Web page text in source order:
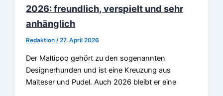
2026: freundlich, verspielt und sehr
anhänglich
Redaktion/27. April 2026
Der Maltipoo gehört zu den sogenannten
Designerhunden und ist eine Kreuzung aus
Malteser und Pudel. Auch 2026 bleibt er eine